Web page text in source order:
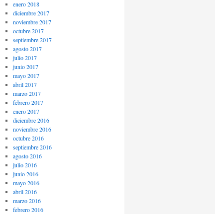
enero 2018
diciembre 2017
noviembre 2017
octubre 2017
septiembre 2017
agosto 2017
julio 2017
junio 2017
mayo 2017
abril 2017
marzo 2017
febrero 2017
enero 2017
diciembre 2016
noviembre 2016
octubre 2016
septiembre 2016
agosto 2016
julio 2016
junio 2016
mayo 2016
abril 2016
marzo 2016
febrero 2016